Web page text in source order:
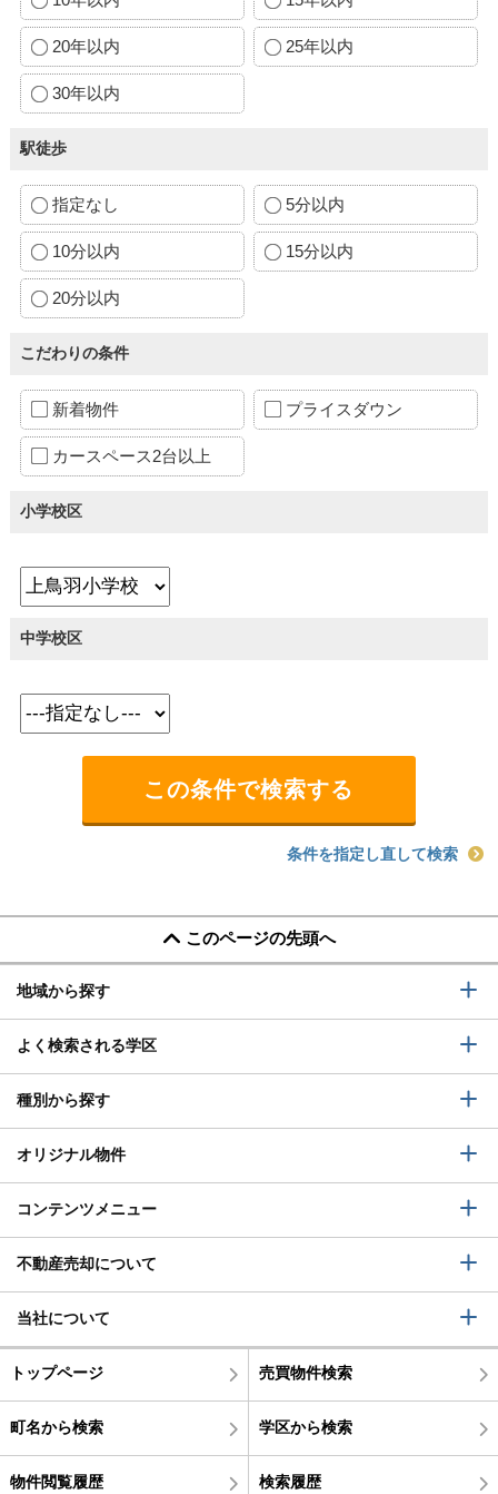
20年以内 25年以内
30年以内
駅徒歩
指定なし 5分以内
10分以内 15分以内
20分以内
こだわりの条件
新着物件 プライスダウン
カースペース2台以上
小学校区
中学校区
条件を指定し直して検索
このページの先頭へ
地域から探す
よく検索される学区
種別から探す
オリジナル物件
コンテンツメニュー
不動産売却について
当社について
トップページ 売買物件検索
町名から検索 学区から検索
物件閲覧履歴 検索履歴